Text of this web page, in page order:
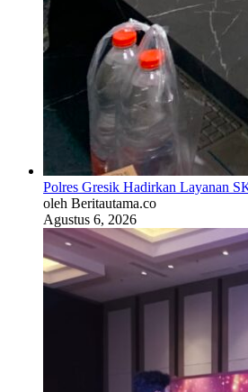
Polres Gresik Hadirkan Layanan
oleh Beritautama.co
Agustus 6, 2026